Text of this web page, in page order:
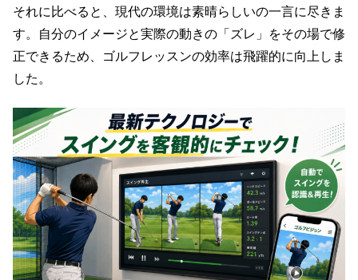
それに比べると、現代の環境は素晴らしいの一言に尽きま
す。自分のイメージと実際の動きの「ズレ」をその場で修
正できるため、ゴルフレッスンの効率は飛躍的に向上しま
した。